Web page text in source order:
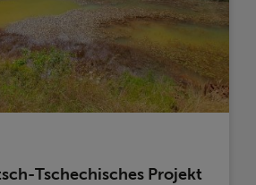
Tschechisches Projekt